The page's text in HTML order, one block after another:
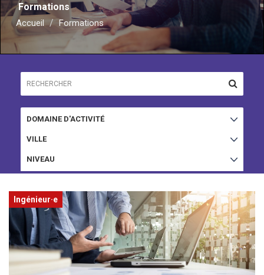
Formations
Accueil Formations
DOMAINE D'ACTIVITÉ
VILLE
NIVEAU
Ingénieur·e